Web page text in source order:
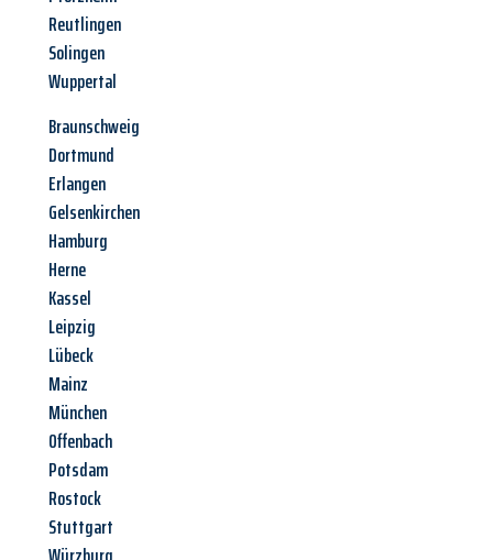
Reutlingen
Solingen
Wuppertal
Braunschweig
Dortmund
Erlangen
Gelsenkirchen
Hamburg
Herne
Kassel
Leipzig
Lübeck
Mainz
München
Offenbach
Potsdam
Rostock
Stuttgart